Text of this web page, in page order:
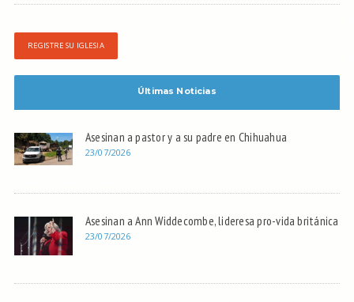
REGISTRE SU IGLESIA
Últimas Noticias
Asesinan a pastor y a su padre en Chihuahua
23/07/2026
Asesinan a Ann Widdecombe, lideresa pro-vida británica
23/07/2026